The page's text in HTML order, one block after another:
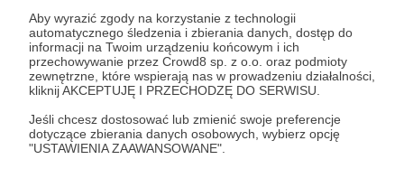
Aby wyrazić zgody na korzystanie z technologii
automatycznego śledzenia i zbierania danych, dostęp do
informacji na Twoim urządzeniu końcowym i ich
przechowywanie przez Crowd8 sp. z o.o. oraz podmioty
zewnętrzne, które wspierają nas w prowadzeniu działalności,
kliknij AKCEPTUJĘ I PRZECHODZĘ DO SERWISU.
Jeśli chcesz dostosować lub zmienić swoje preferencje
dotyczące zbierania danych osobowych, wybierz opcję
"USTAWIENIA ZAAWANSOWANE".
* Zapoznałem się i akceptujęRegulaminserwisu oraz